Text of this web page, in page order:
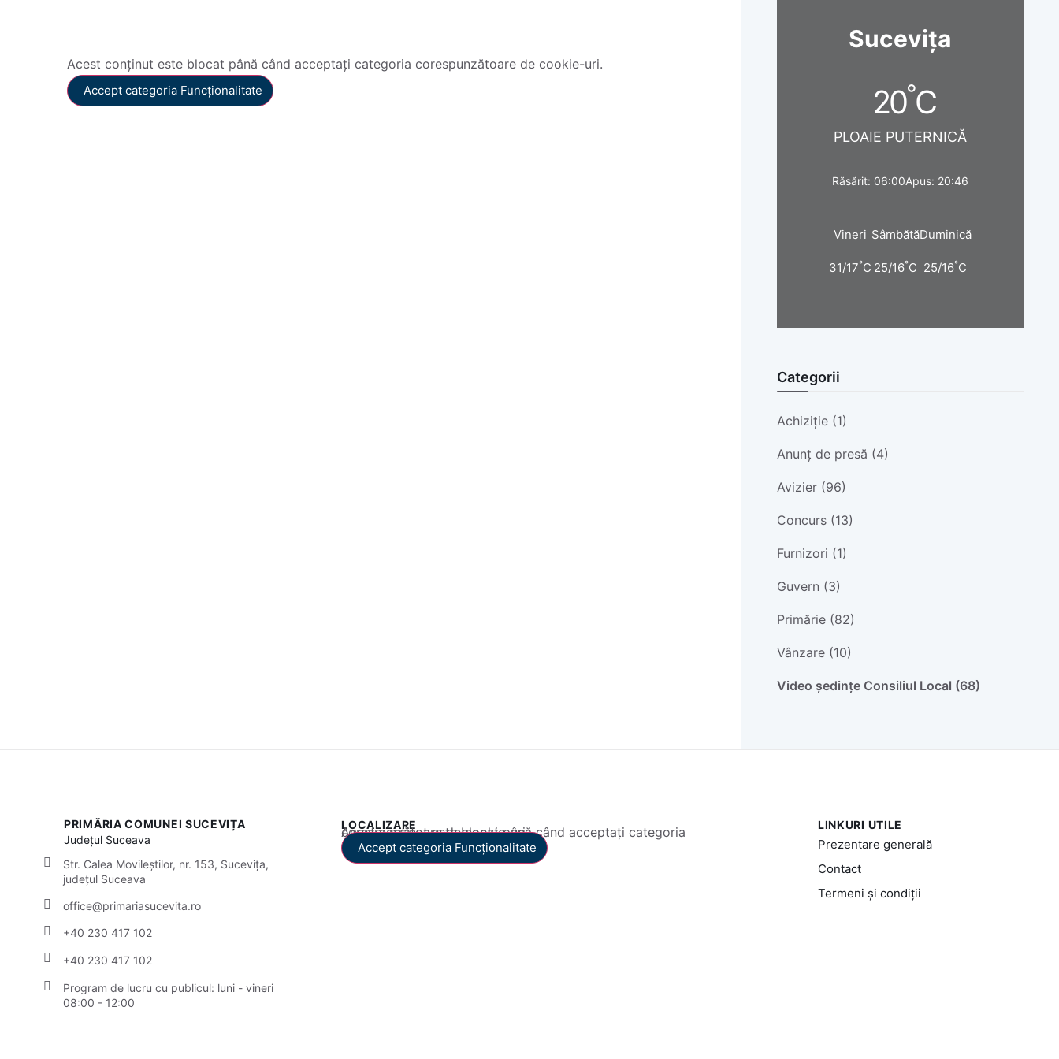
Acest conținut este blocat până când acceptați categoria corespunzătoare de cookie-uri.
Accept categoria Funcționalitate
Sucevița
20°C
PLOAIE PUTERNICĂ
Răsărit: 06:00Apus: 20:46
Vineri
31/17°C
Sâmbătă
25/16°C
Duminică
25/16°C
Categorii
Achiziție (1)
Anunț de presă (4)
Avizier (96)
Concurs (13)
Furnizori (1)
Guvern (3)
Primărie (82)
Vânzare (10)
Video ședințe Consiliul Local (68)
PRIMĂRIA COMUNEI SUCEVIȚA
Județul Suceava
Str. Calea Movileștilor, nr. 153, Sucevița,
județul Suceava
office@primariasucevita.ro
+40 230 417 102
+40 230 417 102
Program de lucru cu publicul: luni - vineri
08:00 - 12:00
LOCALIZARE
Acest conținut este blocat până când acceptați categoria corespunzătoare de cookie-uri.
Accept categoria Funcționalitate
LINKURI UTILE
Prezentare generală
Contact
Termeni și condiții